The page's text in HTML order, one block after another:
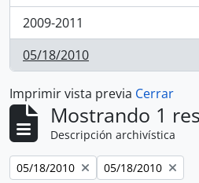
2009-2011
, 1 resultados
05/18/2010
, 1 resultados
Imprimir vista previa Cerrar
Mostrando 1
Descripción archivística
Remove filter:
05/18/2010 Remove filter:
05/18/2010